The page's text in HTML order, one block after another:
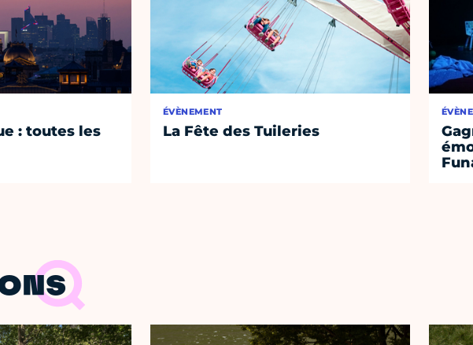
: toutes les
ÉVÈNEMENT
La Fête des Tuileries